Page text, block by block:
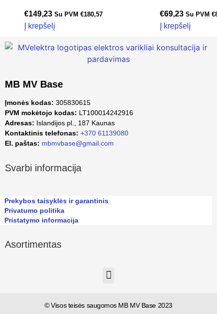
€149,23 Su PVM €180,57
Į krepšelį
€69,23 Su PVM €
Į krepšelį
MB MV Base
Įmonės kodas: 305830615
PVM mokėtojo kodas: LT100014242916
Adresas: Islandijos pl., 187 Kaunas
Kontaktinis telefonas: +370 61139080
El. paštas: mbmvbase@gmail.com
Svarbi informacija
Prekybos taisyklės ir garantinis
Privatumo politika
Pristatymo informacija
Asortimentas
© Visos teisės saugomos MB MV Base 2023